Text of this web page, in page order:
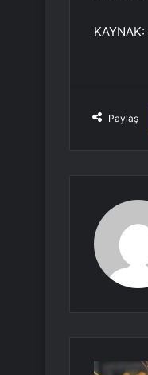
KAYNAK:
Paylaş